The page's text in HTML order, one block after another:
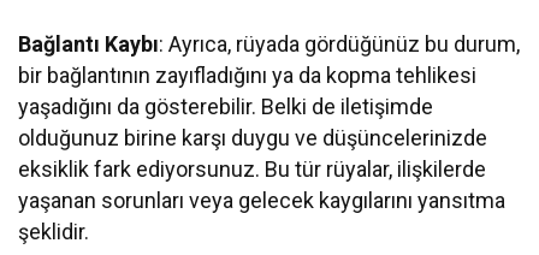
Bağlantı Kaybı: Ayrıca, rüyada gördüğünüz bu durum,
bir bağlantının zayıfladığını ya da kopma tehlikesi
yaşadığını da gösterebilir. Belki de iletişimde
olduğunuz birine karşı duygu ve düşüncelerinizde
eksiklik fark ediyorsunuz. Bu tür rüyalar, ilişkilerde
yaşanan sorunları veya gelecek kaygılarını yansıtma
şeklidir.